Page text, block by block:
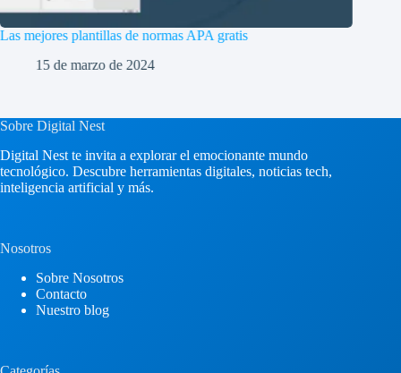
Diseños con efecto inflado 3D con Illustrator
10 de septiembre de 2023
Sobre Digital Nest
Digital Nest te invita a explorar el emocionante mundo
tecnológico. Descubre herramientas digitales, noticias tech,
inteligencia artificial y más.
Nosotros
Sobre Nosotros
Contacto
Nuestro blog